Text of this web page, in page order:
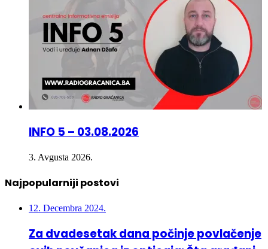
INFO 5 – 03.08.2026
3. Avgusta 2026.
Najpopularniji postovi
12. Decembra 2024.
Za dvadesetak dana počinje povlačenje